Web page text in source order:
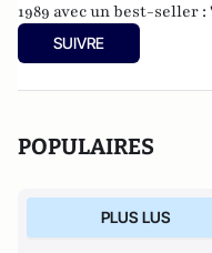
1989 avec un best-seller
(Stock), vendu à plus de
avec succès grâce à une
(éditions du Rocher).
SUIVRE
POPULAIRES
PLUS LUS